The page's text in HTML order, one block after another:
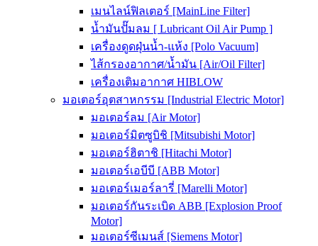
เมนไลน์ฟิลเตอร์ [MainLine Filter]
น้ำมันปั๊มลม [ Lubricant Oil Air Pump ]
เครื่องดูดฝุ่นน้ำ-แห้ง [Polo Vacuum]
ไส้กรองอากาศ/น้ำมัน [Air/Oil Filter]
เครื่องเติมอากาศ HIBLOW
มอเตอร์อุตสาหกรรม [Industrial Electric Motor]
มอเตอร์ลม [Air Motor]
มอเตอร์มิตซูบิชิ [Mitsubishi Motor]
มอเตอร์ฮิตาชิ [Hitachi Motor]
มอเตอร์เอบีบี [ABB Motor]
มอเตอร์เมอร์ลารี่ [Marelli Motor]
มอเตอร์กันระเบิด ABB [Explosion Proof
Motor]
มอเตอร์ซีเมนส์ [Siemens Motor]